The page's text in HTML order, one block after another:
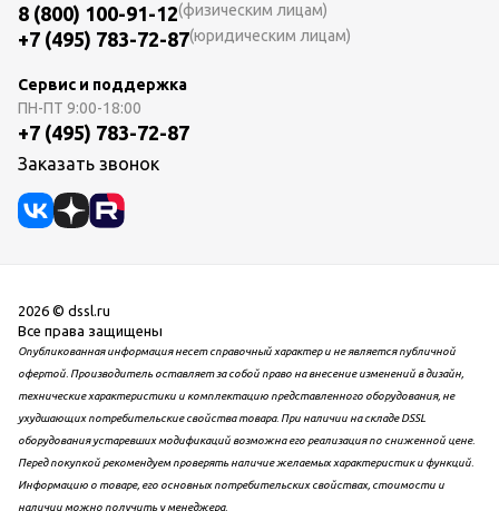
8 (800) 100-91-12(физическим лицам)
+7 (495) 783-72-87(юридическим лицам)
Сервис и поддержка
ПН-ПТ 9:00-18:00
+7 (495) 783-72-87
Заказать звонок
2026 © dssl.ru
Все права защищены
Опубликованная информация несет справочный характер и не является публичной
офертой. Производитель оставляет за собой право на внесение изменений в дизайн,
технические характеристики и комплектацию представленного оборудования, не
ухудшающих потребительские свойства товара. При наличии на складе DSSL
оборудования устаревших модификаций возможна его реализация по сниженной цене.
Перед покупкой рекомендуем проверять наличие желаемых характеристик и функций.
Информацию о товаре, его основных потребительских свойствах, стоимости и
наличии можно получить у менеджера.